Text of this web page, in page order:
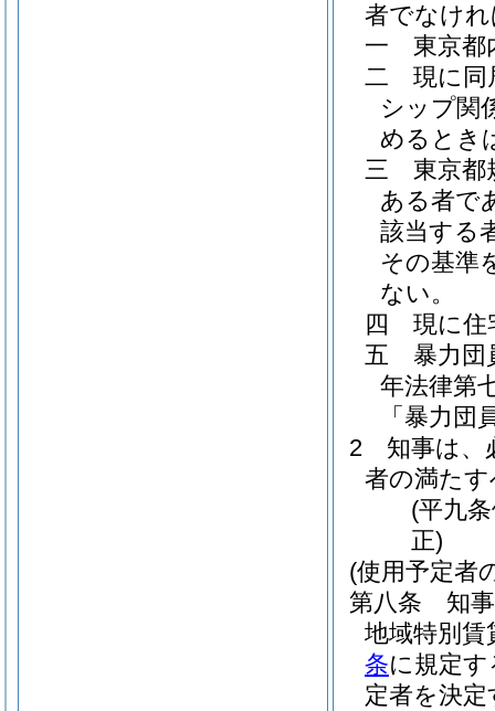
者でなけ
一
東京都
二
現に同
シップ関
めるとき
三
東京都
ある者で
該当する
その基準
ない。
四
現に住
五
暴力団
年法律第
「暴力団
2
知事は、
者の満た
(平九
正)
(使用予定者
第八条
知
地域特別
条に規定
定者を決定